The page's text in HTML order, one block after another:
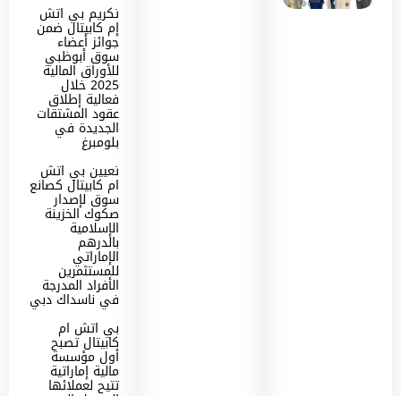
تكريم بي اتش
إم كابيتال ضمن
جوائز أعضاء
سوق أبوظبي
للأوراق المالية
2025 خلال
فعالية إطلاق
عقود المشتقات
الجديدة في
بلومبرغ
تعيين بي اتش
ام كابيتال كصانع
سوق لإصدار
صكوك الخزينة
الإسلامية
بالدرهم
الإماراتي
للمستثمرين
الأفراد المدرجة
في ناسداك دبي
بي اتش ام
كابيتال تصبح
أول مؤسسة
مالية إماراتية
تتيح لعملائها